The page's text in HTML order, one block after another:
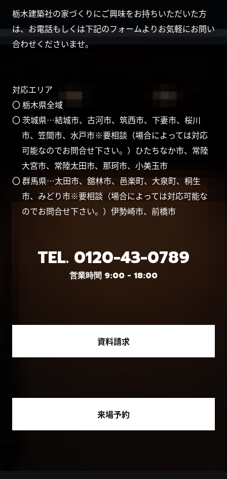
栃木建築社の家づくりにご興味をお持ちいただいた方
は、お電話もしくは下記のフォームよりお気軽にお問い
合わせくださいませ。
対応エリア
〇 栃木県全域
〇 茨城県…結城市、古河市、筑西市、下妻市、桜川
市、笠間市、水戸市※要相談（場合によっては対応
可能なのでお問合せ下さい。）ひたちなか市、常陸
大宮市、常陸太田市、那珂市、小美玉市
〇 群馬県…太田市、舘林市、邑楽町、大泉町、桐生
市、みどり市※要相談（場合によっては対応可能な
のでお問合せ下さい。）伊勢崎市、前橋市
TEL. 0120-43-0789
営業時間 9:00 - 18:00
資料請求
来場予約